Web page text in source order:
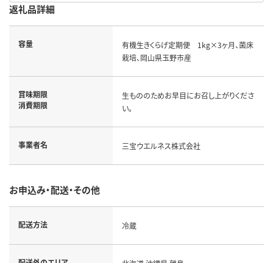
返礼品詳細
容量
有機生きくらげ定期便 1kg×3ヶ月、菌床
栽培、岡山県玉野市産
賞味期限
消費期限
生もののためお早目にお召し上がりくださ
い。
事業者名 三宝ウエルネス株式会社
お申込み・配送・その他
配送方法 冷蔵